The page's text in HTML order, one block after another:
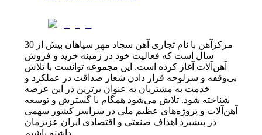
مرکزآهن با نام تجاری آهن سجاد مهر سپاهان بیش از 30
سال است که فعالیت خود در زمینه خرید و فروش
آهن‌آلات آغاز کرده است. این مجموعه توانست با تلاش
بی‌وقفه و سرلوحه قرار دادن شعار صداقت در عملکرد و
خدمت به مشتریان به عنوان برترین در این عرصه
شناخته شود. تلاش می‌شود همگام با گسترش و توسعه
آهن‌آلات و پروژه‌های عظیم ملی در سراسر کشور سهمی
در پیشبرد اهداف صنعتی و اقتصادی ایران عزیزمان
داشته باشیم.